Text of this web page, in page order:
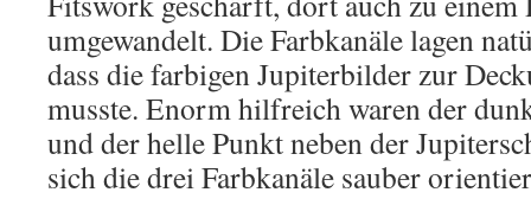
umgewandelt. Die Farbkanäle lagen
dass die farbigen Jupiterbilder zur
musste. Enorm hilfreich waren der
und der helle Punkt neben der
sich die drei Farbkanäle sauber